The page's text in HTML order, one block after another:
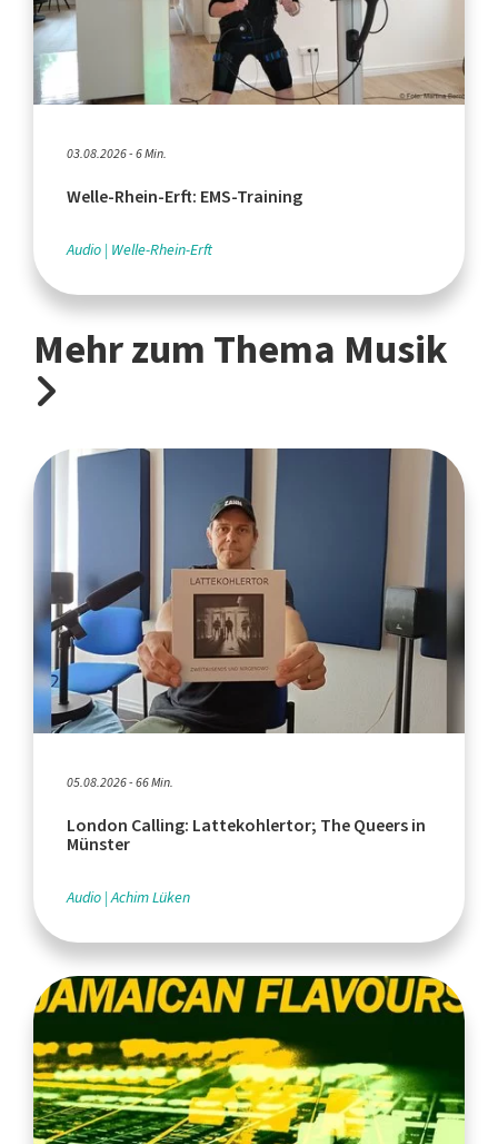
03.08.2026 - 6 Min.
Welle-Rhein-Erft: EMS-Training
Audio Welle-Rhein-Erft
Mehr zum Thema Musik
05.08.2026 - 66 Min.
London Calling: Lattekohlertor; The Queers in
Münster
Audio Achim Lüken